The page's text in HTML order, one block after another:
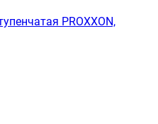
PROXXON,